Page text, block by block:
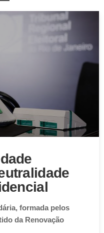
formada pelos
da Renovação